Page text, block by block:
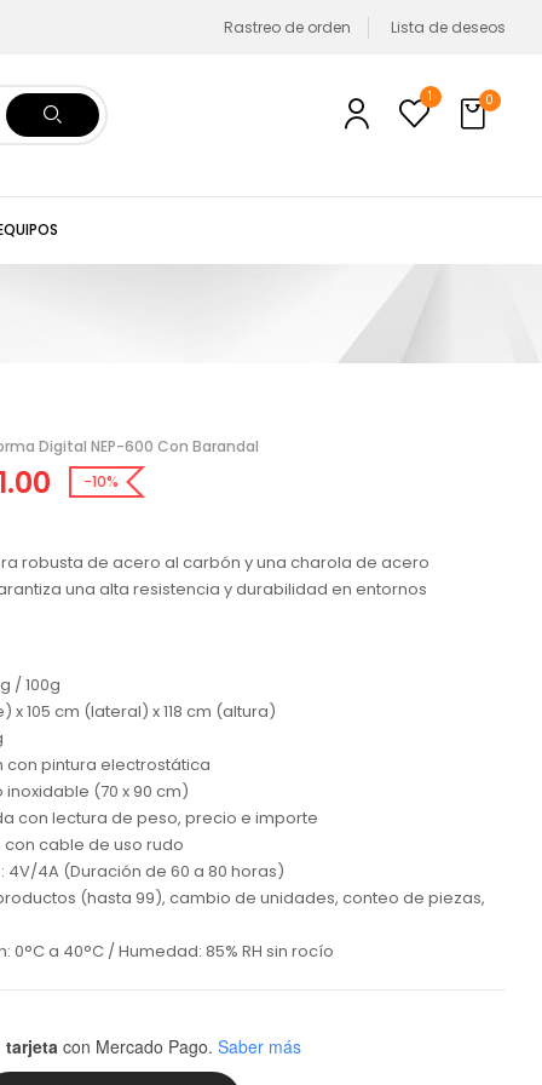
Rastreo de orden Lista de deseos
1 0
Digital NEP-600 Con Barandal
-10%
robusta de acero al carbón y una charola de acero
una alta resistencia y durabilidad en entornos
/ 100g
x 105 cm (lateral) x 118 cm (altura)
con pintura electrostática
(70 x 90 cm)
con lectura de peso, precio e importe
con cable de uso rudo
4A (Duración de 60 a 80 horas)
(hasta 99), cambio de unidades, conteo de piezas,
a 40°C / Humedad: 85% RH sin rocío
tarjeta con Mercado Pago. Saber más